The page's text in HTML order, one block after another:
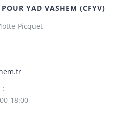
YAD VASHEM (CFYV)
Picquet
:
18:00